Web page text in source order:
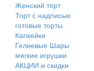
Женский торт
Торт с надписью
готовые торты
Капкейки
Гелиевые Шары
мягкие игрушки
АКЦИИ и скидки